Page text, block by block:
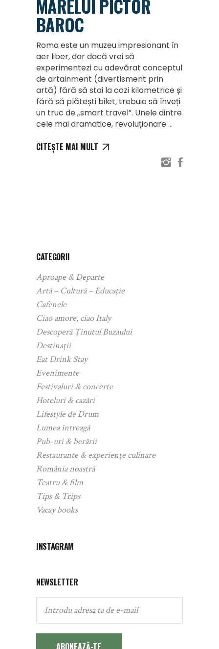
MARELUI PICTOR
BAROC
Roma este un muzeu impresionant în
aer liber, dar dacă vrei să
experimentezi cu adevărat conceptul
de artainment (divertisment prin
artă) fără să stai la cozi kilometrice și
fără să plătești bilet, trebuie să înveți
un truc de „smart travel”. Unele dintre
cele mai dramatice, revoluționare
CITEȘTE MAI MULT
CATEGORII
Aproape & Departe
Artă – Cultură – Educație
Cafenele
Ciao amore, ciao Italy
Descoperă Ținutul Buzăului
Destinații
Eat Drink Stay
Evenimente
Festivaluri & concerte
Hoteluri & cazări
Lifestyle de Drum
Lumea întreagă
Pub-uri & berării
Restaurante & experiențe culinare
România noastră
Teatru & film
Tips & Trips
Vacay books
INSTAGRAM
NEWSLETTER